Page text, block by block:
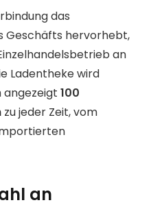
das
Geschäfts hervorhebt,
an
Ladentheke wird
100
zu jeder Zeit, vom
an